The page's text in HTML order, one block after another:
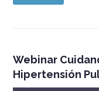
Webinar
Hipertensión